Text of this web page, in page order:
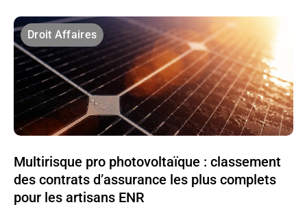
Droit Affaires
Multirisque pro photovoltaïque : classement
des contrats d’assurance les plus complets
pour les artisans ENR